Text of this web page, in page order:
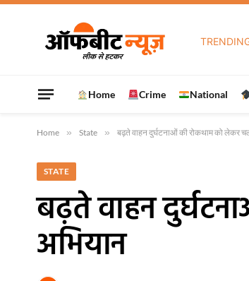
Home Crime National
Home » State » बढ़ते वाहन दुर्घटनाओं की रोकथाम को लेकर
STATE
बढ़ते वाहन
अभियान